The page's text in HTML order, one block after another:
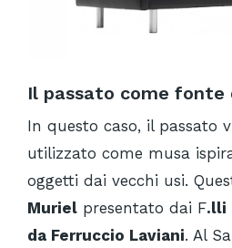
Il passato come fonte
In questo caso, il passato
utilizzato come musa
oggetti dai vecchi usi.
Muriel presentato dai F.lli
da Ferruccio Laviani. Al